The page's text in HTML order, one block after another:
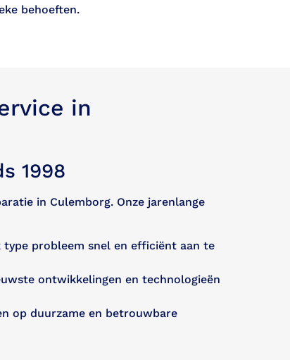
behoeften.
in
1998
in Culemborg. Onze jarenlange
probleem snel en efficiënt aan te
ontwikkelingen en technologieën
op duurzame en betrouwbare